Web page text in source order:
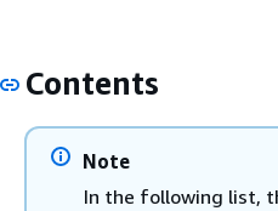
Contents
Note
In the following list,